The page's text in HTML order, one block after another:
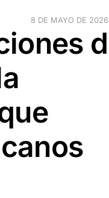
8 DE MAYO DE 2026